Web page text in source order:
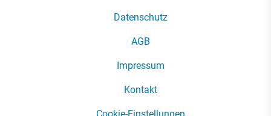
Datenschutz
AGB
Impressum
Kontakt